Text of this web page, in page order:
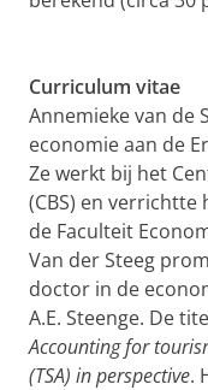
Curriculum vitae
Annemieke van de
economie aan de
Ze werkt bij het
(CBS) en
de Faculteit
Van der Steeg
doctor in de
A.E. Steenge. De
Accounting for
(TSA) in perspective.